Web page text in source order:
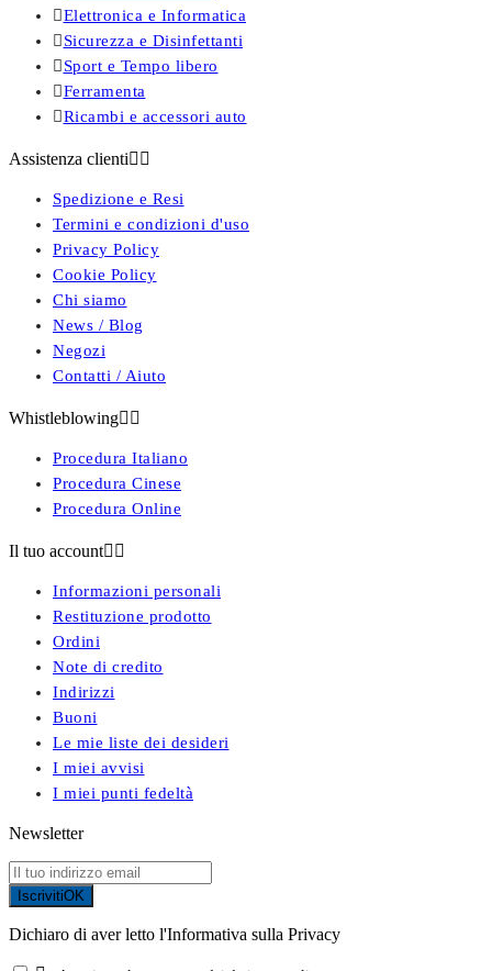
Elettronica e Informatica
 Sicurezza e Disinfettanti
 Sport e Tempo libero
Ferramenta
Ricambi e accessori auto
Assistenza clienti 
Spedizione e Resi
Termini e condizioni d'uso
Privacy Policy
Cookie Policy
Chi siamo
News / Blog
Negozi
Contatti / Aiuto
Whistleblowing 
Procedura Italiano
Procedura Cinese
Procedura Online
Il tuo account 
Informazioni personali
Restituzione prodotto
Ordini
Note di credito
Indirizzi
Buoni
Le mie liste dei desideri
I miei avvisi
I miei punti fedeltà
Newsletter
IscrivitiOK
Dichiaro di aver letto l'Informativa sulla Privacy